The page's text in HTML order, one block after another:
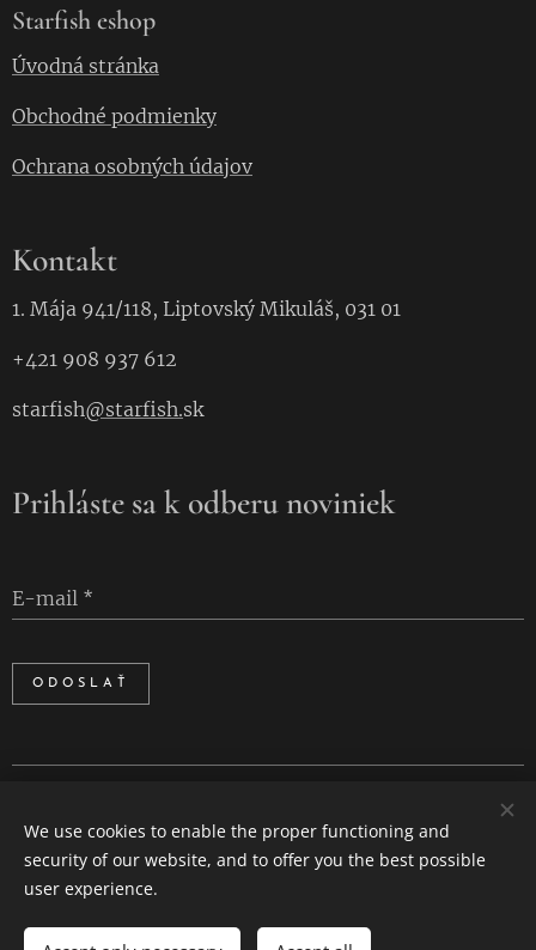
Starfish eshop
Úvodná stránka
Obchodné podmienky
Ochrana osobných údajov
Kontakt
1. Mája 941/118, Liptovský Mikuláš, 031 01
+421 908 937 612
starfish@starfish.sk
Prihláste sa k odberu noviniek
E-mail
ODOSLAŤ
Languages
English
We use cookies to enable the proper functioning and
security of our website, and to offer you the best possible
user experience.